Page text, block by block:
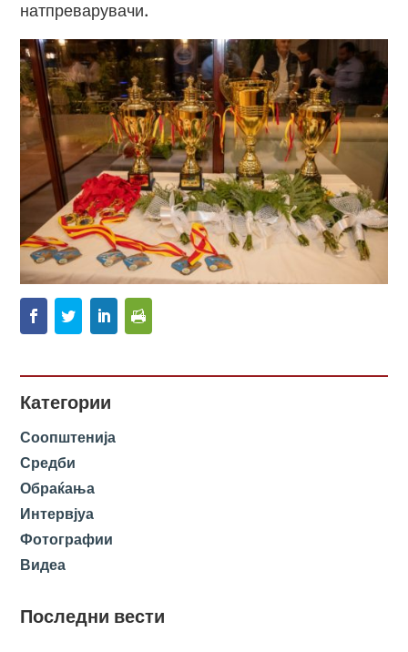
натпреварувачи.
Категории
Соопштенија
Средби
Обраќања
Интервјуа
Фотографии
Видеа
Последни вести